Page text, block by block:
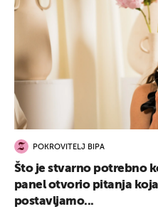
POKROVITELJ BIPA
Što je stvarno potrebno
panel otvorio pitanja koja
postavljamo...